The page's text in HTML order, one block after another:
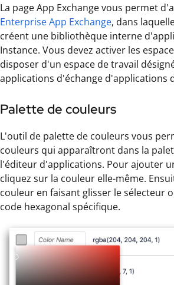
La page App Exchange vous permet
Enterprise App Exchange, dans
créent une bibliothèque interne
Instance. Vous devez activer les
disposer d'un espace de travail
applications d'échange d'applications
Palette de couleurs
L'outil de palette de couleurs vous
couleurs qui apparaîtront dans la
l'éditeur d'applications. Pour ajouter
cliquez sur la couleur elle-même.
couleur en faisant glisser le sélecteur
code hexagonal spécifique.